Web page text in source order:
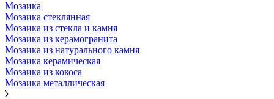
Мозаика
Мозаика стеклянная
Мозаика из стекла и камня
Мозаика из керамогранита
Мозаика из натурального камня
Мозаика керамическая
Мозаика из кокоса
Мозаика металлическая